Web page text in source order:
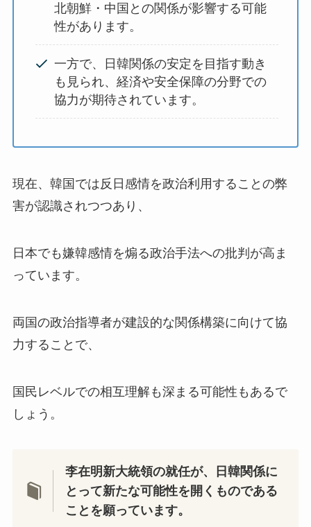
北朝鮮・中国との関係が影響する可能
性があります。
一方で、日韓関係の安定を目指す動き
も見られ、経済や安全保障の分野での
協力が期待されています。
現在、韓国では反日感情を政治利用することの弊
害が認識されつつあり、
日本でも嫌韓感情を煽る政治手法への批判が高ま
っています。
両国の政治指導者が建設的な関係構築に向けて協
力することで、
国民レベルでの相互理解も深まる可能性もあるで
しょう。
李在明新大統領の就任が、日韓関係に
とって新たな可能性を開くものである
ことを願っています。